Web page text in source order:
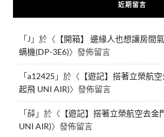
近期留言
「J 」於〈 【開箱】 邊緣人也想讓房間
螨機(DP-3E6)〉發佈留言
「a12425 」於〈 【遊記】搭著立榮航
起飛 UNI AIR)〉發佈留言
「薛」於〈 【遊記】搭著立榮航空去
UNI AIR)〉發佈留言